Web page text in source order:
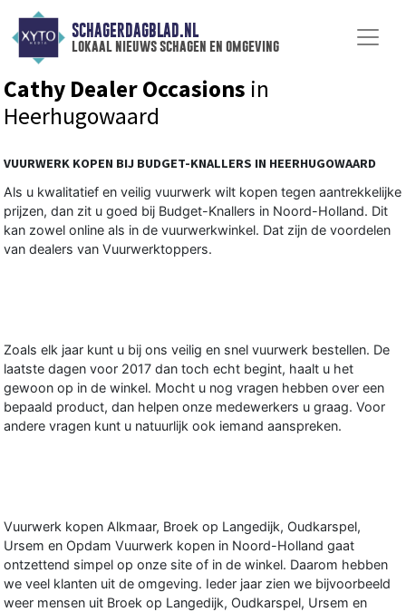
SCHAGERDAGBLAD.NL
lokaal nieuws schagen en omgeving
Cathy Dealer Occasions in
Heerhugowaard
VUURWERK KOPEN BIJ BUDGET-KNALLERS IN HEERHUGOWAARD
Als u kwalitatief en veilig vuurwerk wilt kopen tegen aantrekkelijke
prijzen, dan zit u goed bij Budget-Knallers in Noord-Holland. Dit
kan zowel online als in de vuurwerkwinkel. Dat zijn de voordelen
van dealers van Vuurwerktoppers.
Zoals elk jaar kunt u bij ons veilig en snel vuurwerk bestellen. De
laatste dagen voor 2017 dan toch echt begint, haalt u het
gewoon op in de winkel. Mocht u nog vragen hebben over een
bepaald product, dan helpen onze medewerkers u graag. Voor
andere vragen kunt u natuurlijk ook iemand aanspreken.
Vuurwerk kopen Alkmaar, Broek op Langedijk, Oudkarspel,
Ursem en Opdam Vuurwerk kopen in Noord-Holland gaat
ontzettend simpel op onze site of in de winkel. Daarom hebben
we veel klanten uit de omgeving. Ieder jaar zien we bijvoorbeeld
weer mensen uit Broek op Langedijk, Oudkarspel, Ursem en